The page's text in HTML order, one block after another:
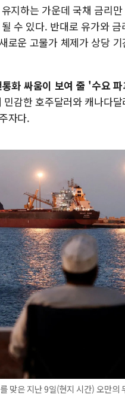
지하는 가운데 국채 금리
수 있다. 반대로 유가와
로운 고물가 체제가 상당
화 싸움이 보여 줄 '수요
민감한 호주달러와 캐나다
자다.
맞은 지난 9일(현지 시간) 오만